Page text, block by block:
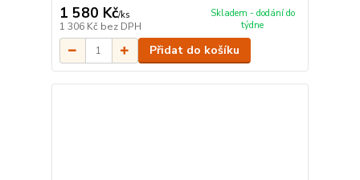
1 580 Kč/ks
1 306 Kč bez DPH
Skladem - dodání do
týdne
Přidat do košíku